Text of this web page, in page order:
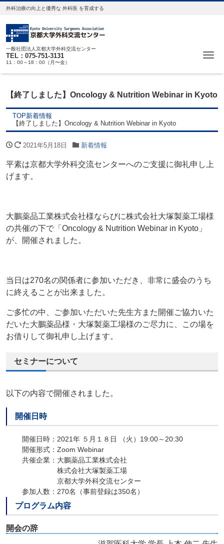
外科治療の向上と優秀な 外科医 を育成する
一般社団法人京都大学外科交流センター
TEL：075-751-3131
11：00～18：00（月〜金）
【終了しました】Oncology & Nutrition Webinar in Kyoto
TOP新着情報
【終了しました】Oncology & Nutrition Webinar in Kyoto
2021年5月18日 新着情報
平素は京都大学外科交流センターへのご支援に御礼申し上
げます。
大鵬薬品工業株式会社様ならびに株式会社大塚製薬工場様
の共催の下で「Oncology & Nutrition Webinar in Kyoto」
が、開催されました。
当日は270名の関係者に参加いただき、非常に盛会のうち
に終えることが出来ました。
ご多忙の中、ご参加いただいた先生方また開催ご協力いた
だいた大鵬薬品様・大塚製薬工場様のご尽力に、この場を
お借りして御礼申し上げます。
セミナーについて
以下の内容で開催されました。
開催日時
開催日時：2021年 ５月１８日 （火）19:00～20:30
開催形式：Zoom Webinar
共催企業：大鵬薬品工業株式会社
株式会社大塚製薬工場
京都大学外科交流センター
参加人数：270名（事前登録は350名）
プログラム内容
開会の辞